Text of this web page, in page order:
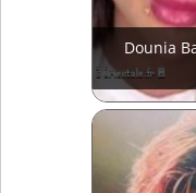
Dounia